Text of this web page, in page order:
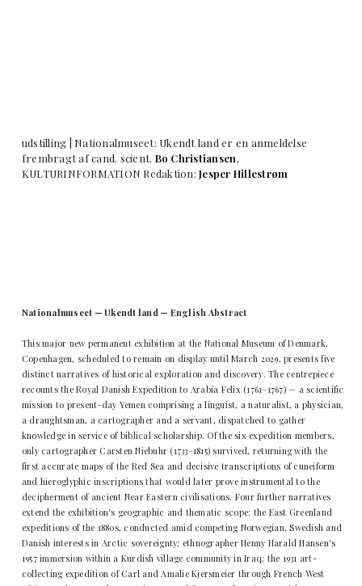
udstilling | Nationalmuseet: Ukendt land er en anmeldelse
frembragt af cand. scient. Bo Christiansen,
KULTURINFORMATION Redaktion:Jesper Hillestrøm
Nationalmuseet — Ukendt land — English Abstract
This major new permanent exhibition at the National Museum of Denmark,
Copenhagen, scheduled to remain on display until March 2029, presents five
distinct narratives of historical exploration and discovery. The centrepiece
recounts the Royal Danish Expedition to Arabia Felix (1761–1767) — a scientific
mission to present-day Yemen comprising a linguist, a naturalist, a physician,
a draughtsman, a cartographer and a servant, dispatched to gather
knowledge in service of biblical scholarship. Of the six expedition members,
only cartographer Carsten Niebuhr (1733–1815) survived, returning with the
first accurate maps of the Red Sea and decisive transcriptions of cuneiform
and hieroglyphic inscriptions that would later prove instrumental to the
decipherment of ancient Near Eastern civilisations. Four further narratives
extend the exhibition's geographic and thematic scope: the East Greenland
expeditions of the 1880s, conducted amid competing Norwegian, Swedish and
Danish interests in Arctic sovereignty; ethnographer Henny Harald Hansen's
1957 immersion within a Kurdish village community in Iraq; the 1931 art-
collecting expedition of Carl and Amalie Kjersmeier through French West